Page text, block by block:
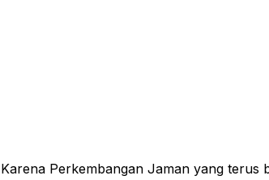
Karena Perkembangan Jaman yang terus